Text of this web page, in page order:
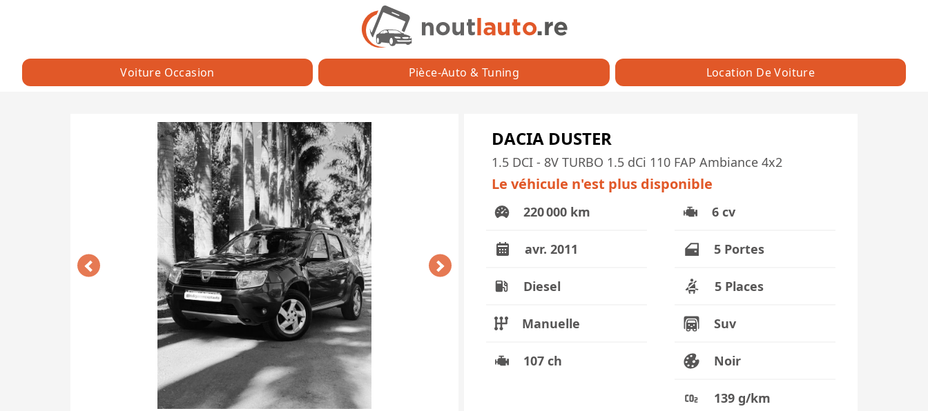
Voiture Occasion Pièce-Auto & Tuning Location De Voiture
DACIA DUSTER
1.5 DCI - 8V TURBO 1.5 dCi 110 FAP Ambiance 4x2
Le véhicule n'est plus disponible
220 000 km
avr. 2011
Diesel
Manuelle
107 ch
6 cv
5 Portes
5 Places
Suv
Noir
139 g/km